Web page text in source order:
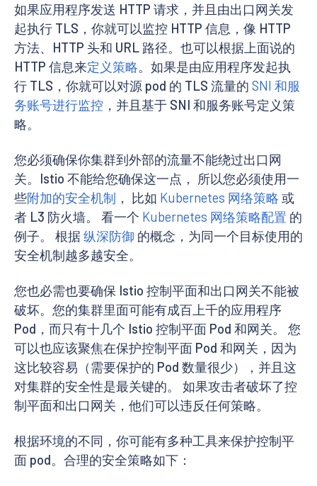
如果应用程序发送 HTTP 请求，并且由出口网关发
起执行 TLS，你就可以监控 HTTP 信息，像 HTTP
方法、HTTP 头和 URL 路径。也可以根据上面说的
HTTP 信息来定义策略。如果是由应用程序发起执
行 TLS，你就可以对源 pod 的 TLS 流量的 SNI 和服
务账号进行监控 ，并且基于 SNI 和服务账号定义策
略。
您必须确保你集群到外部的流量不能绕过出口网
关。Istio 不能给您确保这一点， 所以您必须使用一
些附加的安全机制 ， 比如 Kubernetes 网络策略 或
者 L3 防火墙。 看一个 Kubernetes 网络策略配置 的
例子。 根据纵深防御 的概念，为同一个目标使用的
安全机制越多越安全。
您也必需也要确保 Istio 控制平面和出口网关不能被
破坏。您的集群里面可能有成百上千的应用程序
Pod，而只有十几个 Istio 控制平面 Pod 和网关。 您
可以也应该聚焦在保护控制平面 Pod 和网关，因为
这比较容易（需要保护的 Pod 数量很少），并且这
对集群的安全性是最关键的。 如果攻击者破坏了控
制平面和出口网关，他们可以违反任何策略。
根据环境的不同，你可能有多种工具来保护控制平
面 pod。合理的安全策略如下：